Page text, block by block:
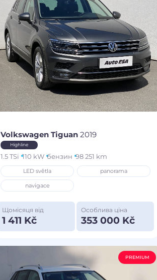
Volkswagen Tiguan2019
Highline
1.5 TSi 110 kW бензин 98 251 km
LED světla panorama
navigace
Щомісяця від
1 411 Kč
Особлива ціна
353 000 Kč
PREMIUM